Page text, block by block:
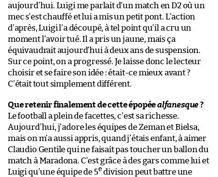
aujourd’hui. Luigi me parlait d’un match en D2 où un
mec s’est chauffé et lui a mis un petit pont. L’action
d’après, Luigi l’a découpé, à tel point qu’il a cru un
moment l’avoir tué. Il a pris un jaune, mais ça
équivaudrait aujourd’hui à deux ans de suspension.
Sur ce point, on a progressé. Je laisse donc le lecteur
choisir et se faire son idée : était-ce mieux avant ?
C’était tout simplement différent.
Que retenir finalement de cette épopéealfanesque?
Le football a plein de facettes, c’est sa richesse.
Aujourd’hui, j’adore les équipes de Zeman et Bielsa,
mais on m’a aussi appris, quand j’étais enfant, à aimer
Claudio Gentile qui ne faisait pas toucher un ballon du
match à Maradona. C’est grâce à des gars comme lui et
Luigi qu’une équipe de 5e division peut battre une